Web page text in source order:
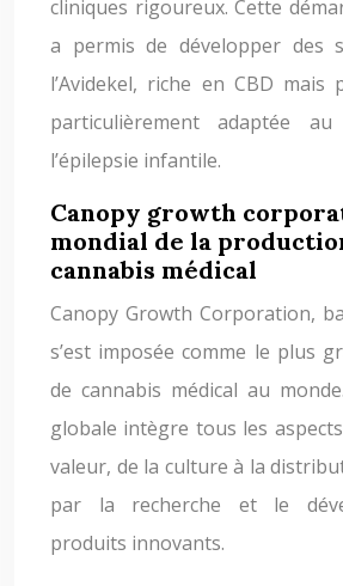
cliniques rigoureux. Cette
a permis de développer des
l’Avidekel, riche en CBD mais
particulièrement adaptée
l’épilepsie infantile.
Canopy growth
mondial de la
cannabis médical
Canopy Growth Corporation,
s’est imposée comme le plus
de cannabis médical au
globale intègre tous les
valeur, de la culture à la
par la recherche et le
produits innovants.